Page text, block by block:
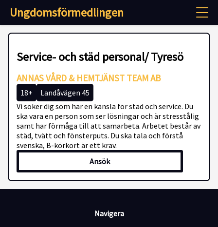
Ungdomsförmedlingen
Service- och städ personal/ Tyresö
ANNAS VÅRD & HEMTJÄNST TEAM AB
18+
Landåvägen 45
Vi söker dig som har en känsla för städ och service. Du
ska vara en person som ser lösningar och är stresstålig
samt har förmåga till att samarbeta. Arbetet består av
städ, tvätt och fönsterputs. Du ska tala och förstå
svenska, B-körkort är ett krav.
Ansök
Navigera